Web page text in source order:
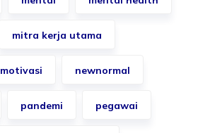
mitra kerja utama
motivasi newnormal
pandemi pegawai